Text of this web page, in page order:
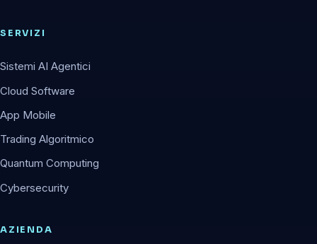
SERVIZI
Sistemi AI Agentici
Cloud Software
App Mobile
Trading Algoritmico
Quantum Computing
Cybersecurity
AZIENDA